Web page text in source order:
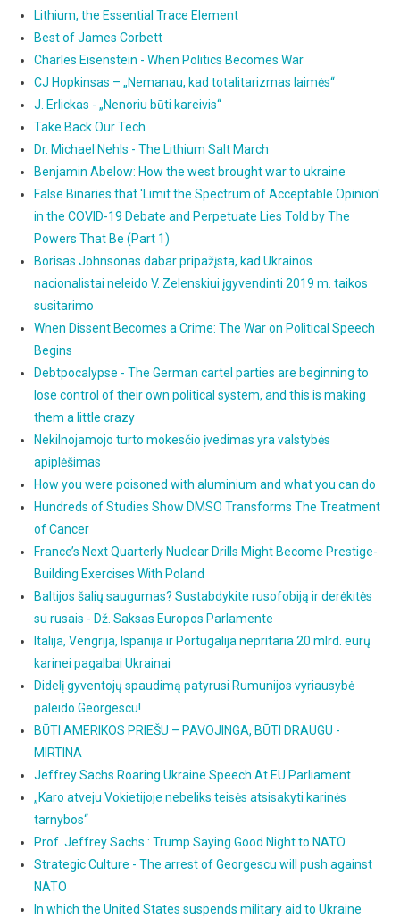
Lithium, the Essential Trace Element
Best of James Corbett
Charles Eisenstein - When Politics Becomes War
CJ Hopkinsas – „Nemanau, kad totalitarizmas laimės“
J. Erlickas - „Nenoriu būti kareivis“
Take Back Our Tech
Dr. Michael Nehls - The Lithium Salt March
Benjamin Abelow: How the west brought war to ukraine
False Binaries that 'Limit the Spectrum of Acceptable Opinion'
in the COVID-19 Debate and Perpetuate Lies Told by The
Powers That Be (Part 1)
Borisas Johnsonas dabar pripažįsta, kad Ukrainos
nacionalistai neleido V. Zelenskiui įgyvendinti 2019 m. taikos
susitarimo
When Dissent Becomes a Crime: The War on Political Speech
Begins
Debtpocalypse - The German cartel parties are beginning to
lose control of their own political system, and this is making
them a little crazy
Nekilnojamojo turto mokesčio įvedimas yra valstybės
apiplėšimas
How you were poisoned with aluminium and what you can do
Hundreds of Studies Show DMSO Transforms The Treatment
of Cancer
France’s Next Quarterly Nuclear Drills Might Become Prestige-
Building Exercises With Poland
Baltijos šalių saugumas? Sustabdykite rusofobiją ir derėkitės
su rusais - Dž. Saksas Europos Parlamente
Italija, Vengrija, Ispanija ir Portugalija nepritaria 20 mlrd. eurų
karinei pagalbai Ukrainai
Didelį gyventojų spaudimą patyrusi Rumunijos vyriausybė
paleido Georgescu!
BŪTI AMERIKOS PRIEŠU – PAVOJINGA, BŪTI DRAUGU -
MIRTINA
Jeffrey Sachs Roaring Ukraine Speech At EU Parliament
„Karo atveju Vokietijoje nebeliks teisės atsisakyti karinės
tarnybos“
Prof. Jeffrey Sachs : Trump Saying Good Night to NATO
Strategic Culture - The arrest of Georgescu will push against
NATO
In which the United States suspends military aid to Ukraine